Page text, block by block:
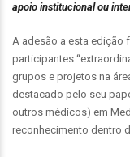
apoio institucional ou
A adesão a esta edição
participantes
grupos e projetos na
destacado pelo seu
outros médicos) em
reconhecimento dentro